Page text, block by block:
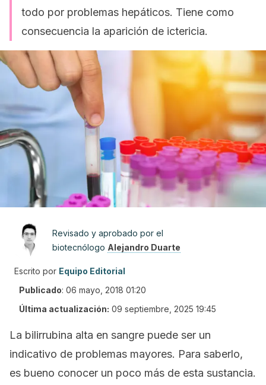
todo por problemas hepáticos. Tiene como
consecuencia la aparición de ictericia.
Revisado y aprobado por el
biotecnólogo Alejandro Duarte
Escrito por Equipo Editorial
Publicado: 06 mayo, 2018 01:20
Última actualización: 09 septiembre, 2025 19:45
La bilirrubina alta en sangre puede ser un
indicativo de problemas mayores. Para saberlo,
es bueno conocer un poco más de esta sustancia.